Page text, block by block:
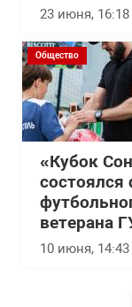
23 июня, 16:18
Общество
«Кубок
состоялся
ветерана
10 июня, 14:43